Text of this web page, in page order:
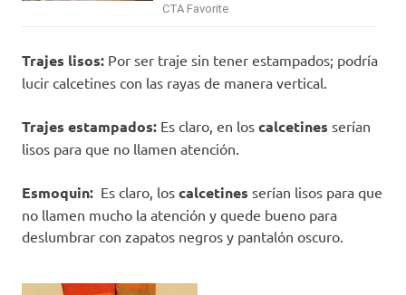
Trajes lisos: Por ser traje sin tener estampados; podría
lucir calcetines con las rayas de manera vertical.
Trajes estampados: Es claro, en los calcetines serían
lisos para que no llamen atención.
Esmoquin: Es claro, los calcetines serían lisos para que
no llamen mucho la atención y quede bueno para
deslumbrar con zapatos negros y pantalón oscuro.